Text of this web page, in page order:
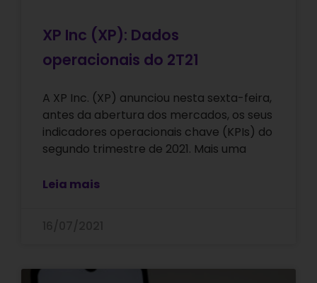
XP Inc (XP): Dados
operacionais do 2T21
A XP Inc. (XP) anunciou nesta sexta-feira,
antes da abertura dos mercados, os seus
indicadores operacionais chave (KPIs) do
segundo trimestre de 2021. Mais uma
Leia mais